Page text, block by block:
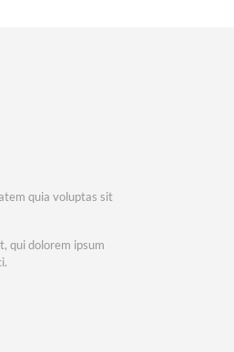
quia voluptas sit
qui dolorem ipsum